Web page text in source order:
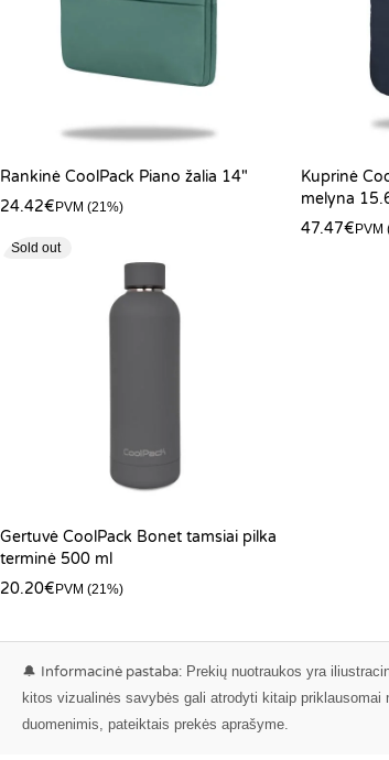
Rankinė CoolPack Piano žalia 14″
24.42€PVM (21%)
Kuprinė
melyna
47.47€PVM
Sold out
Gertuvė CoolPack Bonet tamsiai pilka
terminė 500 ml
20.20€PVM (21%)
🔔 Informacinė pastaba: Prekių nuotraukos yra
kitos vizualinės savybės gali atrodyti kitaip
duomenimis, pateiktais prekės aprašyme.